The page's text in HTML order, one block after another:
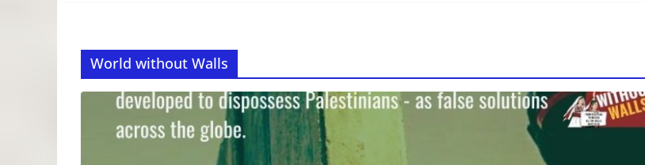
World without Walls